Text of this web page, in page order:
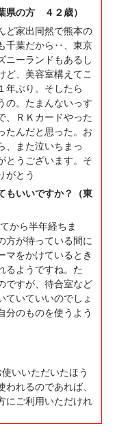
県の方 ４２歳）
ど家出同然で熊本の
千葉だから‥、東京
ニーランドもあるし
ど、美容室構えてこ
年ぶり。そしたら
の。たまんないっす
、ＲＫカードやった
たんだと思った。お
、また泣いちまっ
うございます。そ
がとう
もいいですか？（東
から半年経ちま
方が待っている間に
マをかけているとき
るようですね。た
ですが、待合室など
ていていいのでしょ
分のものを使うよう
いいただいたほう
れるのであれば、
にご利用いただけれ